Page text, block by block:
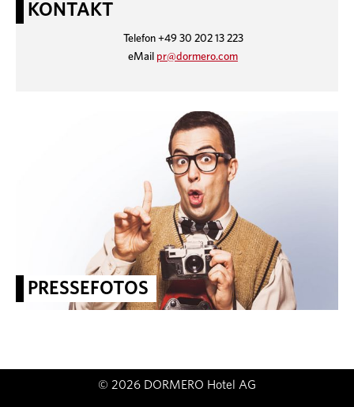
KONTAKT
Telefon +49 30 202 13 223
eMail pr@dormero.com
PRESSEFOTOS
© 2026 DORMERO Hotel AG